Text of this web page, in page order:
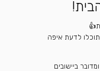
לדעת איפה
במידה ומדובר ביישובים